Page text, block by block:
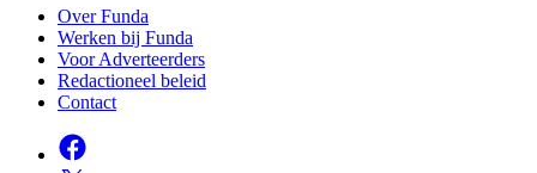
Over Funda
Werken bij Funda
Voor Adverteerders
Redactioneel beleid
Contact